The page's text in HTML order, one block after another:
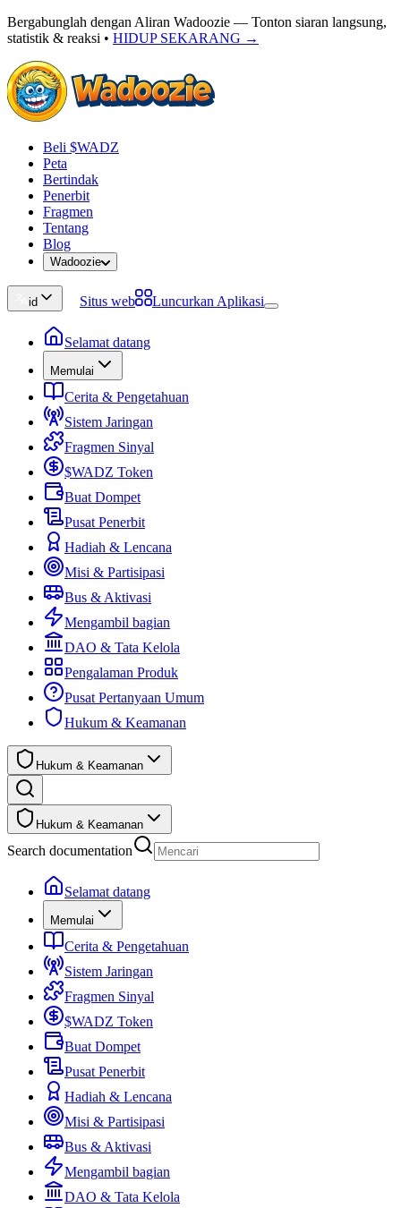
Bergabunglah dengan Aliran Wadoozie — Tonton siaran langsung,
statistik & reaksi • HIDUP SEKARANG →
Beli $WADZ
Peta
Bertindak
Penerbit
Fragmen
Tentang
Blog
Wadoozie
id Situs web Luncurkan Aplikasi
Selamat datang
Memulai
Cerita & Pengetahuan
Sistem Jaringan
Fragmen Sinyal
$WADZ Token
Buat Dompet
Pusat Penerbit
Hadiah & Lencana
Misi & Partisipasi
Bus & Aktivasi
Mengambil bagian
DAO & Tata Kelola
Pengalaman Produk
Pusat Pertanyaan Umum
Hukum & Keamanan
Hukum & Keamanan
Hukum & Keamanan
Search documentation
Selamat datang
Memulai
Cerita & Pengetahuan
Sistem Jaringan
Fragmen Sinyal
$WADZ Token
Buat Dompet
Pusat Penerbit
Hadiah & Lencana
Misi & Partisipasi
Bus & Aktivasi
Mengambil bagian
DAO & Tata Kelola